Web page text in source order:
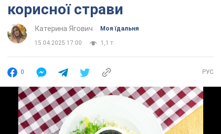
корисної страви
Катерина Ягович Моя їдальня
15.04.2025 17:00 1,1 т.
0 РУС